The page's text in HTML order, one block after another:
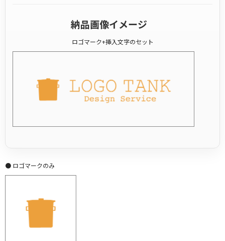
納品画像イメージ
ロゴマーク+挿入文字のセット
● ロゴマークのみ